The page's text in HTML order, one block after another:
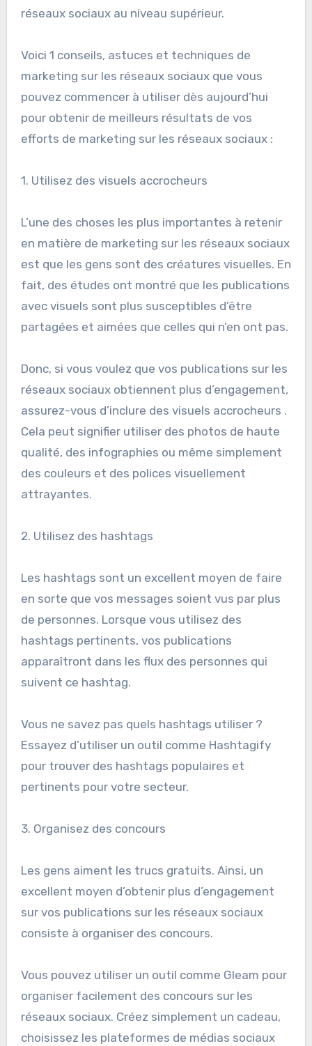
réseaux sociaux au niveau supérieur.
Voici 1 conseils, astuces et techniques de
marketing sur les réseaux sociaux que vous
pouvez commencer à utiliser dès aujourd’hui
pour obtenir de meilleurs résultats de vos
efforts de marketing sur les réseaux sociaux :
1. Utilisez des visuels accrocheurs
L’une des choses les plus importantes à retenir
en matière de marketing sur les réseaux sociaux
est que les gens sont des créatures visuelles. En
fait, des études ont montré que les publications
avec visuels sont plus susceptibles d’être
partagées et aimées que celles qui n’en ont pas.
Donc, si vous voulez que vos publications sur les
réseaux sociaux obtiennent plus d’engagement,
assurez-vous d’inclure des visuels accrocheurs .
Cela peut signifier utiliser des photos de haute
qualité, des infographies ou même simplement
des couleurs et des polices visuellement
attrayantes.
2. Utilisez des hashtags
Les hashtags sont un excellent moyen de faire
en sorte que vos messages soient vus par plus
de personnes. Lorsque vous utilisez des
hashtags pertinents, vos publications
apparaîtront dans les flux des personnes qui
suivent ce hashtag.
Vous ne savez pas quels hashtags utiliser ?
Essayez d’utiliser un outil comme Hashtagify
pour trouver des hashtags populaires et
pertinents pour votre secteur.
3. Organisez des concours
Les gens aiment les trucs gratuits. Ainsi, un
excellent moyen d’obtenir plus d’engagement
sur vos publications sur les réseaux sociaux
consiste à organiser des concours.
Vous pouvez utiliser un outil comme Gleam pour
organiser facilement des concours sur les
réseaux sociaux. Créez simplement un cadeau,
choisissez les plateformes de médias sociaux